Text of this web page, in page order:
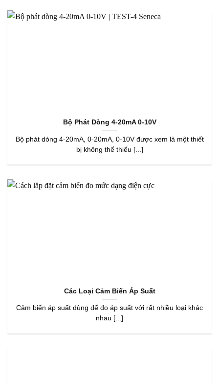
Bộ Phát Dòng 4-20mA 0-10V
Bộ phát dòng 4-20mA, 0-20mA, 0-10V được xem là một thiết
bị không thể thiếu [...]
Các Loại Cảm Biến Áp Suất
Cảm biến áp suất dùng để đo áp suất với rất nhiều loại khác
nhau [...]